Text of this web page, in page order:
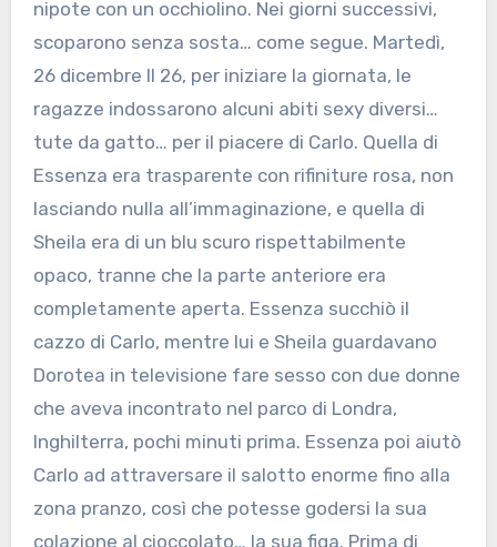
nipote con un occhiolino. Nei giorni successivi,
scoparono senza sosta… come segue. Martedì,
26 dicembre Il 26, per iniziare la giornata, le
ragazze indossarono alcuni abiti sexy diversi…
tute da gatto… per il piacere di Carlo. Quella di
Essenza era trasparente con rifiniture rosa, non
lasciando nulla all’immaginazione, e quella di
Sheila era di un blu scuro rispettabilmente
opaco, tranne che la parte anteriore era
completamente aperta. Essenza succhiò il
cazzo di Carlo, mentre lui e Sheila guardavano
Dorotea in televisione fare sesso con due donne
che aveva incontrato nel parco di Londra,
Inghilterra, pochi minuti prima. Essenza poi aiutò
Carlo ad attraversare il salotto enorme fino alla
zona pranzo, così che potesse godersi la sua
colazione al cioccolato… la sua figa. Prima di